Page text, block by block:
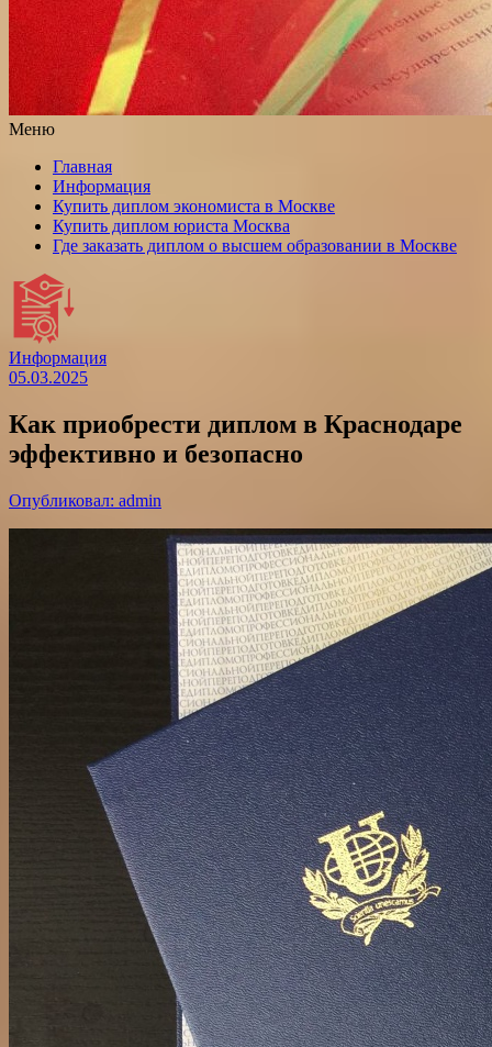
Меню
Главная
Информация
Купить диплом экономиста в Москве
Купить диплом юриста Москва
Где заказать диплом о высшем образовании в Москве
Информация
05.03.2025
Как приобрести диплом в Краснодаре
эффективно и безопасно
Опубликовал: admin